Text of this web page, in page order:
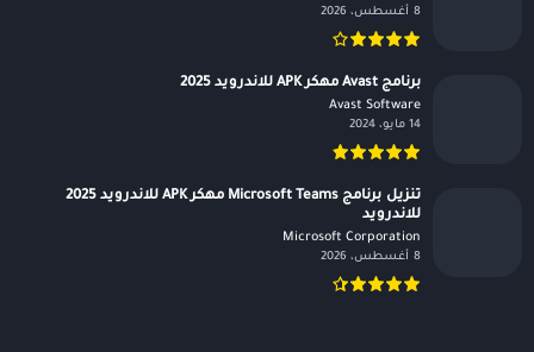
8 أغسطس، 2026
برنامج Avast مهكر APK للاندرويد 2025
Avast Software‏
14 مايو، 2024
تنزيل برنامج Microsoft Teams مهكر APK للاندرويد 2025
للاندرويد
Microsoft Corporation‏
8 أغسطس، 2026